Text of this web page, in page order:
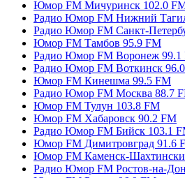
Юмор FM Мичуринск 102.0
Радио Юмор FM Нижний
Радио Юмор FM Санкт-
Юмор FM Тамбов 95.9 FM
Радио Юмор FM Воронеж 99.1
Радио Юмор FM Воткинск
Юмор FM Кинешма 99.5 FM
Радио Юмор FM Москва 88.7
Юмор FM Тулун 103.8 FM
Юмор FM Хабаровск 90.2 FM
Радио Юмор FM Бийск 103.1
Юмор FM Димитровград 91.6
Юмор FM Каменск-
Радио Юмор FM Ростов-на-